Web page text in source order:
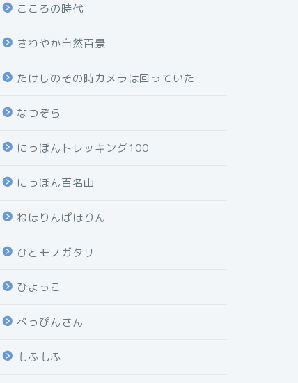
こころの時代
さわやか自然百景
たけしのその時カメラは回っていた
なつぞら
にっぽんトレッキング100
にっぽん百名山
ねほりんぱほりん
ひとモノガタリ
ひよっこ
べっぴんさん
もふもふ